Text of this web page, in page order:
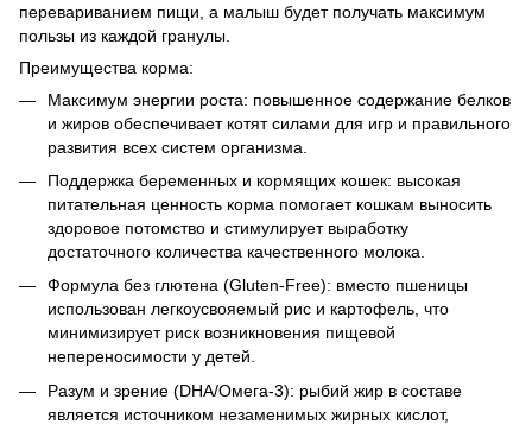
перевариванием пищи, а малыш будет получать максимум
пользы из каждой гранулы.
Преимущества корма:
Максимум энергии роста: повышенное содержание белков
и жиров обеспечивает котят силами для игр и правильного
развития всех систем организма.
Поддержка беременных и кормящих кошек: высокая
питательная ценность корма помогает кошкам выносить
здоровое потомство и стимулирует выработку
достаточного количества качественного молока.
Формула без глютена (Gluten-Free): вместо пшеницы
использован легкоусвояемый рис и картофель, что
минимизирует риск возникновения пищевой
непереносимости у детей.
Разум и зрение (DHA/Омега-3): рыбий жир в составе
является источником незаменимых жирных кислот,